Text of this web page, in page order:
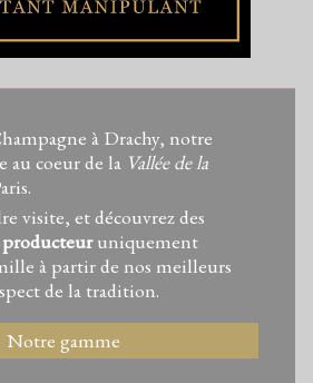
à Drachy, notre
au coeur de la Vallée de la
visite, et découvrez des
producteuruniquement
à partir de nos meilleurs
de la tradition.
Notre gamme